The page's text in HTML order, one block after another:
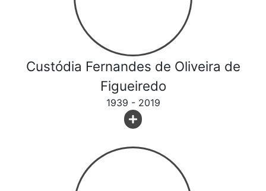
Custódia Fernandes de Oliveira de
Figueiredo
1939 - 2019